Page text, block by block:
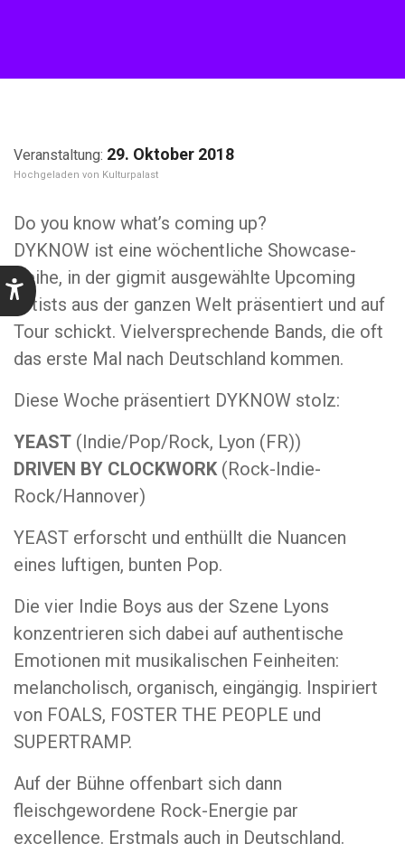
29. Oktober 2018
Kulturpalast
Do you know what’s coming up?
DYKNOW ist eine wöchentliche Showcase-
Reihe, in der gigmit ausgewählte Upcoming
Artists aus der ganzen Welt präsentiert und auf
Tour schickt. Vielversprechende Bands, die oft
das erste Mal nach Deutschland kommen.
Diese Woche präsentiert DYKNOW stolz:
YEAST (Indie/Pop/Rock, Lyon (FR))
DRIVEN BY CLOCKWORK(Rock-Indie-
Rock/Hannover)
YEAST erforscht und enthüllt die Nuancen
eines luftigen, bunten Pop.
Die vier Indie Boys aus der Szene Lyons
konzentrieren sich dabei auf authentische
Emotionen mit musikalischen Feinheiten:
melancholisch, organisch, eingängig. Inspiriert
von FOALS, FOSTER THE PEOPLE und
SUPERTRAMP.
Auf der Bühne offenbart sich dann
fleischgewordene Rock-Energie par
excellence. Erstmals auch in Deutschland.